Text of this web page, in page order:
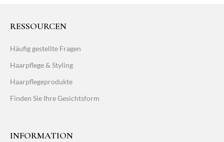
RESSOURCEN
Häufig gestellte Fragen
Haarpflege & Styling
Haarpflegeprodukte
Finden Sie Ihre Gesichtsform
INFORMATION